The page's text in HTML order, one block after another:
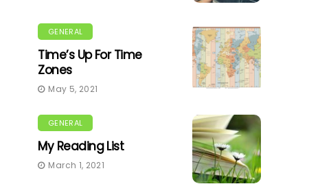
GENERAL
Time’s Up For Time
Zones
May 5, 2021
GENERAL
My Reading List
March 1, 2021